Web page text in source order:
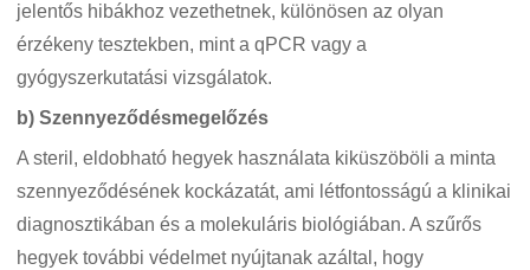
jelentős hibákhoz vezethetnek, különösen az olyan
érzékeny tesztekben, mint a qPCR vagy a
gyógyszerkutatási vizsgálatok.
b) Szennyeződésmegelőzés
A steril, eldobható hegyek használata kiküszöböli a minta
szennyeződésének kockázatát, ami létfontosságú a klinikai
diagnosztikában és a molekuláris biológiában. A szűrős
hegyek további védelmet nyújtanak azáltal, hogy